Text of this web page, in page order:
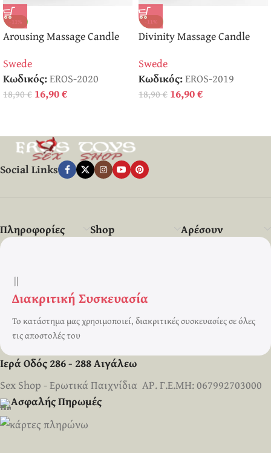
-11%
Arousing Massage Candle
Swede
Κωδικός:EROS-2020
18,90€ 16,90€
-11%
Divinity Massage Candle
Swede
Κωδικός:EROS-2019
18,90€ 16,90€
Social Links
Πληροφορίες Shop Αρέσουν
||
Διακριτική Συσκευασία
Το κατάστημα μας χρησιμοποιεί, διακριτικές συσκευασίες σε όλες
τις αποστολές του
Ιερά Οδός 286 - 288 Αιγάλεω
Sex Shop - Ερωτικά Παιχνίδια ΑΡ. Γ.Ε.ΜΗ: 067992703000
Ασφαλής Πηρωμές